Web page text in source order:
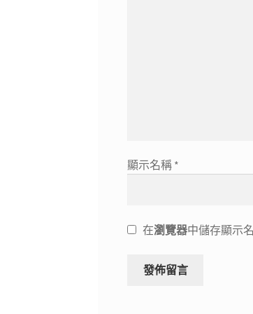
顯示名稱 *
在瀏覽器中儲存顯示